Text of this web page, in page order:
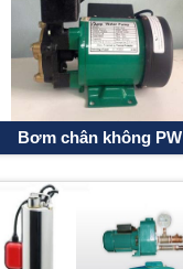
Bơm chân không PW